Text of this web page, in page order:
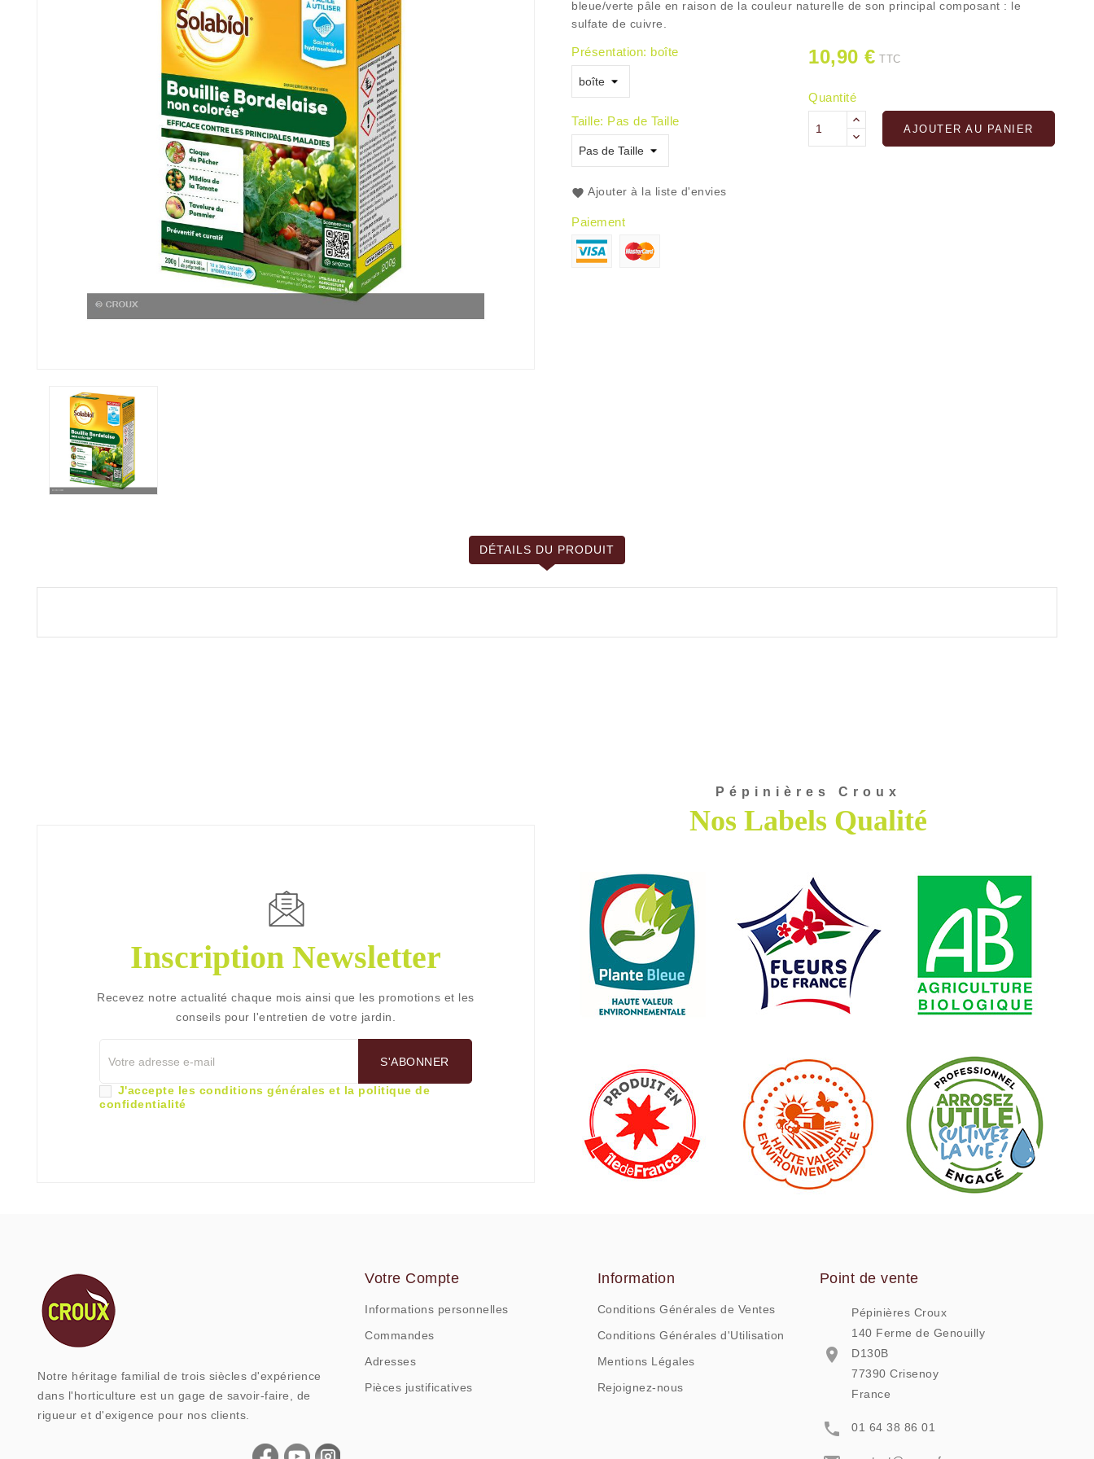
bleue/verte pâle en raison de la couleur naturelle de son principal composant : le
sulfate de cuivre.
Présentation: boîte
Taille: Pas de Taille
10,90 € TTC
Quantité
AJOUTER AU PANIER
Ajouter à la liste d'envies
Paiement
DÉTAILS DU PRODUIT
Inscription Newsletter
Recevez notre actualité chaque mois ainsi que les promotions et les
conseils pour l'entretien de votre jardin.
J'accepte les conditions générales et la politique de
confidentialité
Pépinières Croux
Nos Labels Qualité
Notre héritage familial de trois siècles d'expérience
dans l'horticulture est un gage de savoir-faire, de
rigueur et d'exigence pour nos clients.
Votre Compte
Informations personnelles
Commandes
Adresses
Pièces justificatives
Information
Conditions Générales de Ventes
Conditions Générales d'Utilisation
Mentions Légales
Rejoignez-nous
Point de vente

Pépinières Croux
140 Ferme de Genouilly
D130B
77390 Crisenoy
France
 01 64 38 86 01